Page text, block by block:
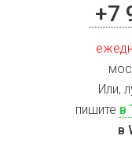
+7
Или,
пишите в
в